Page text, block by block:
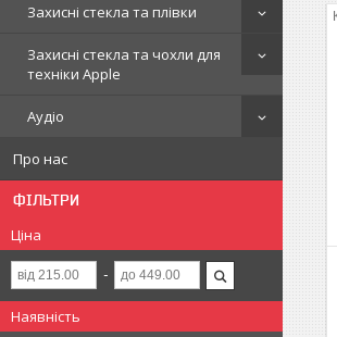
Захисні стекла та плівки
Захисні стекла та чохли для
техніки Apple
Аудіо
Про нас
ФІЛЬТРИ
Ціна
Наявність